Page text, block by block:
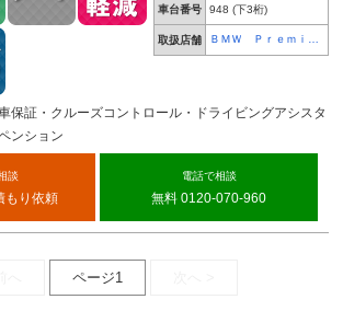
車台番号 948 (下3桁)
取扱店舗
ＢＭＷ Ｐｒｅｍｉｕ
保証・クルーズコントロール・ドライビングアシスタ
ンション
談
もり依頼
電話で相談
無料 0120-070-960
ページ1